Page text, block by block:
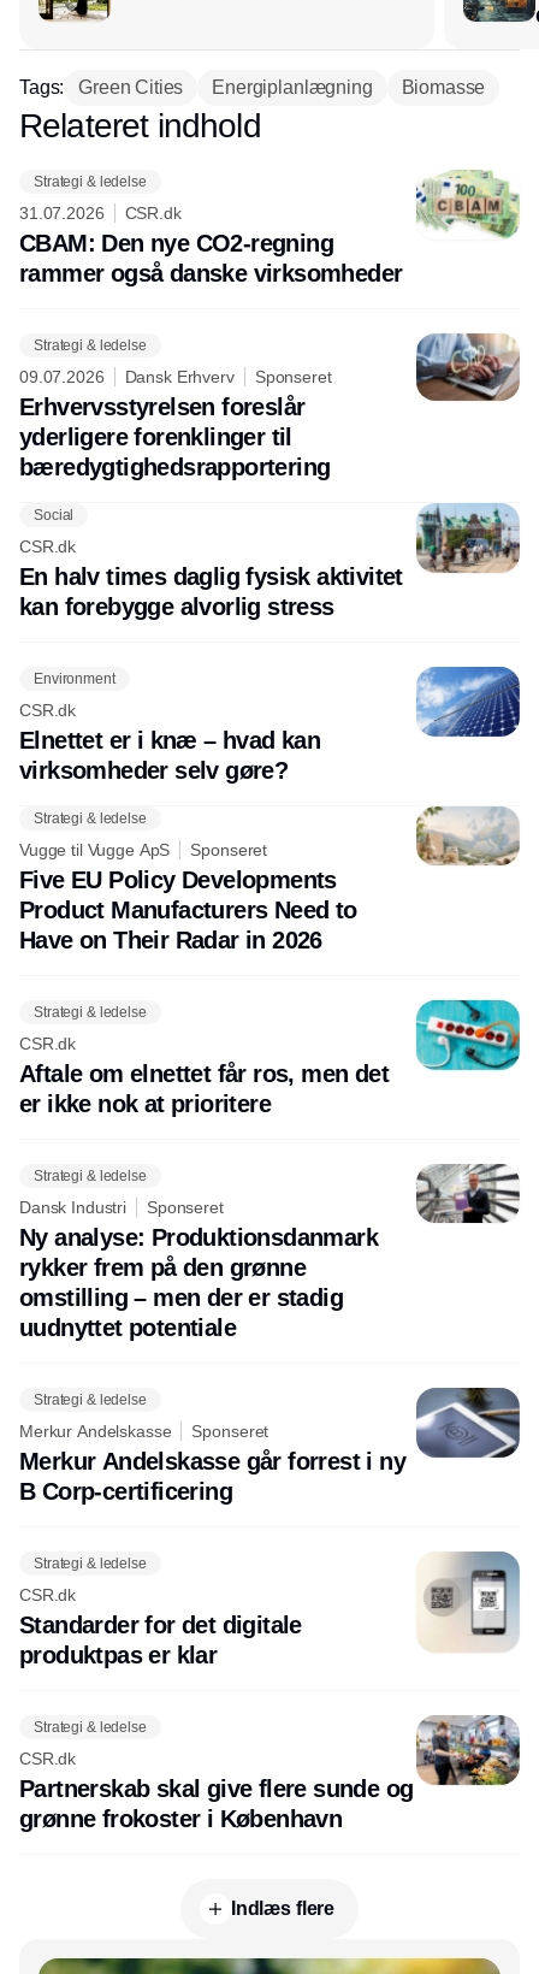
Tags: Green Cities Energiplanlægning Biomasse
Annonce
Relateret indhold
Strategi & ledelse
31.07.2026 CSR.dk
CBAM: Den nye CO2-regning
rammer også danske virksomheder
Strategi & ledelse
09.07.2026 Dansk Erhverv Sponseret
Erhvervsstyrelsen foreslår
yderligere forenklinger til
bæredygtighedsrapportering
Social
CSR.dk
En halv times daglig fysisk aktivitet
kan forebygge alvorlig stress
Environment
CSR.dk
Elnettet er i knæ – hvad kan
virksomheder selv gøre?
Strategi & ledelse
Vugge til Vugge ApS Sponseret
Five EU Policy Developments
Product Manufacturers Need to
Have on Their Radar in 2026
Strategi & ledelse
CSR.dk
Aftale om elnettet får ros, men det
er ikke nok at prioritere
Strategi & ledelse
Dansk Industri Sponseret
Ny analyse: Produktionsdanmark
rykker frem på den grønne
omstilling – men der er stadig
uudnyttet potentiale
Strategi & ledelse
Merkur Andelskasse Sponseret
Merkur Andelskasse går forrest i ny
B Corp-certificering
Strategi & ledelse
CSR.dk
Standarder for det digitale
produktpas er klar
Strategi & ledelse
CSR.dk
Partnerskab skal give flere sunde og
grønne frokoster i København
Indlæs flere
Annonce